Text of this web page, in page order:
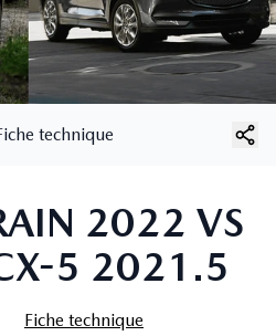
technique
2022 VS
5 2021.5
Fiche technique